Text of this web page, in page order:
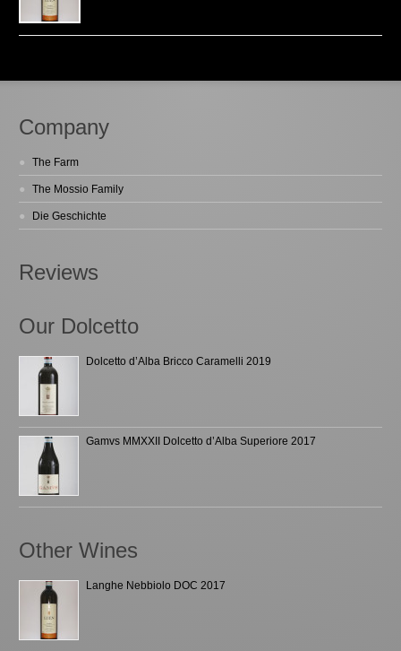
Company
The Farm
The Mossio Family
Die Geschichte
Reviews
Our Dolcetto
Dolcetto d’Alba Bricco Caramelli 2019
Gamvs MMXXII Dolcetto d’Alba Superiore 2017
Other Wines
Langhe Nebbiolo DOC 2017